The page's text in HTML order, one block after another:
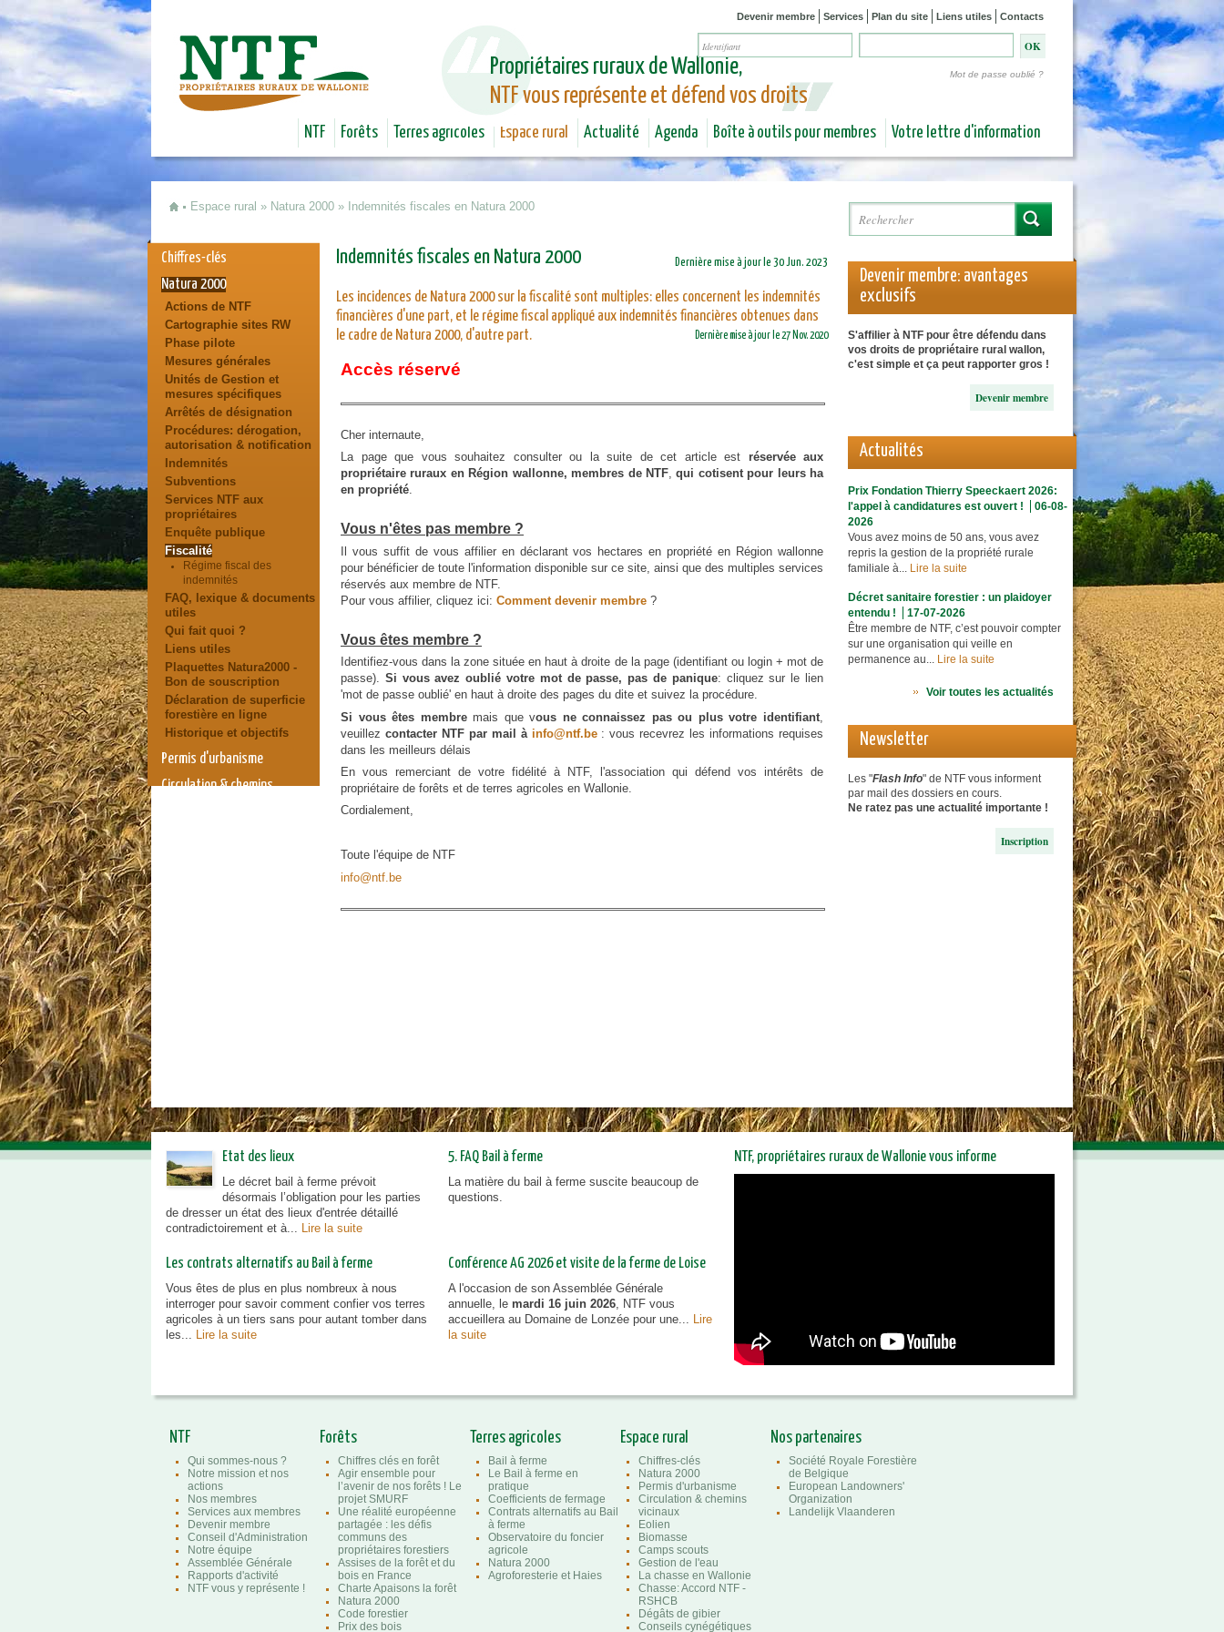
Devenir membre Services Plan du site Liens utiles Contacts
Mot de passe oublié ?
Propriétaires ruraux de Wallonie,
NTF vous représente et défend vos droits
NTF Forêts Terres agricoles Espace rural Actualité Agenda Boîte à outils pour membres Votre lettre d'information
Espace rural » Natura 2000 » Indemnités fiscales en Natura 2000
Formulaire de recherche
Rechercher
Indemnités fiscales en Natura 2000 Dernière mise à jour le 30 Jun. 2023
Les incidences de Natura 2000 sur la fiscalité sont multiples: elles concernent les indemnités
financières d'une part, et le régime fiscal appliqué aux indemnités financières obtenues dans
le cadre de Natura 2000, d'autre part.
Accès réservé
Dernière mise à jour le 27 Nov. 2020
Cher internaute,
La page que vous souhaitez consulter ou la suite de cet article est réservée aux
propriétaire ruraux en Région wallonne, membres de NTF,qui cotisent pour leurs ha
en propriété.
Vous n'êtes pas membre ?
Il vous suffit de vous affilier en déclarant vos hectares en propriété en Région wallonne
pour bénéficier de toute l'information disponible sur ce site, ainsi que des multiples services
réservés aux membre de NTF.
Pour vous affilier, cliquez ici: Comment devenir membre ?
Vous êtes membre ?
Identifiez-vous dans la zone située en haut à droite de la page (identifiant ou login + mot de
passe). Si vous avez oublié votre mot de passe, pas de panique: cliquez sur le lien
'mot de passe oublié' en haut à droite des pages du dite et suivez la procédure.
Si vous êtes membremais que vous ne connaissez pas ou plus votre identifiant
veuillez contacter NTF par mail à info@ntf.be: vous recevrez les informations requises
dans les meilleurs délais
En vous remerciant de votre fidélité à NTF, l'association qui défend vos intérêts de
propriétaire de forêts et de terres agricoles en Wallonie.
Cordialement,
Toute l'équipe de NTF
info@ntf.be
Chiffres-clés
Natura 2000
Actions de NTF
Cartographie sites RW
Phase pilote
Mesures générales
Unités de Gestion et
mesures spécifiques
Arrêtés de désignation
Procédures: dérogation,
autorisation & notification
Indemnités
Subventions
Services NTF aux
propriétaires
Enquête publique
Fiscalité
Régime fiscal des
indemnités
FAQ, lexique & documents
utiles
Qui fait quoi ?
Liens utiles
Plaquettes Natura2000 -
Bon de souscription
Déclaration de superficie
forestière en ligne
Historique et objectifs
Permis d'urbanisme
Circulation & chemins
Devenir membre: avantages
exclusifs
S'affilier à NTF pour être défendu dans
vos droits de propriétaire rural wallon,
c'est simple et ça peut rapporter gros !
Devenir membre
Actualités
Prix Fondation Thierry Speeckaert 2026:
l'appel à candidatures est ouvert !
06-08-
2026
Vous avez moins de 50 ans, vous avez
repris la gestion de la propriété rurale
familiale à... Lire la suite
Décret sanitaire forestier : un plaidoyer
entendu !
17-07-2026
Être membre de NTF, c’est pouvoir compter
sur une organisation qui veille en
permanence au... Lire la suite
Voir toutes les actualités
Newsletter
Les "Flash Info" de NTF vous informent
par mail des dossiers en cours.
Ne ratez pas une actualité importante !
Inscription
Etat des lieux
Le décret bail à ferme prévoit
désormais l’obligation pour les parties
de dresser un état des lieux d'entrée détaillé
contradictoirement et à... Lire la suite
5. FAQ Bail à ferme
La matière du bail à ferme suscite beaucoup de
questions.
Les contrats alternatifs au Bail à ferme
Vous êtes de plus en plus nombreux à nous
interroger pour savoir comment confier vos terres
agricoles à un tiers sans pour autant tomber dans
les... Lire la suite
Conférence AG 2026 et visite de la ferme de Loise
A l'occasion de son Assemblée Générale
annuelle, le mardi 16 juin 2026, NTF vous
accueillera au Domaine de Lonzée pour une... Lire
la suite
NTF, propriétaires ruraux de Wallonie vous informe
NTF
Qui sommes-nous ?
Notre mission et nos
actions
Nos membres
Services aux membres
Devenir membre
Conseil d'Administration
Notre équipe
Assemblée Générale
Rapports d'activité
NTF vous y représente !
Forêts
Chiffres clés en forêt
Agir ensemble pour
l’avenir de nos forêts ! Le
projet SMURF
Une réalité européenne
partagée : les défis
communs des
propriétaires forestiers
Assises de la forêt et du
bois en France
Charte Apaisons la forêt
Natura 2000
Code forestier
Prix des bois
Terres agricoles
Bail à ferme
Le Bail à ferme en
pratique
Coefficients de fermage
Contrats alternatifs au Bail
à ferme
Observatoire du foncier
agricole
Natura 2000
Agroforesterie et Haies
Espace rural
Chiffres-clés
Natura 2000
Permis d'urbanisme
Circulation & chemins
vicinaux
Eolien
Biomasse
Camps scouts
Gestion de l'eau
La chasse en Wallonie
Chasse: Accord NTF -
RSHCB
Dégâts de gibier
Conseils cynégétiques
Nos partenaires
Société Royale Forestière
de Belgique
European Landowners'
Organization
Landelijk Vlaanderen